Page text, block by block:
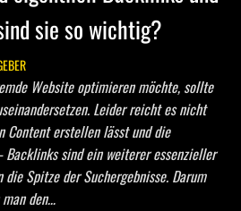
sie so wichtig?
Website optimieren möchte, sollte
Leider reicht es nicht
Content erstellen lässt und die
Backlinks sind ein weiterer essenzieller
Spitze der Suchergebnisse. Darum
den…